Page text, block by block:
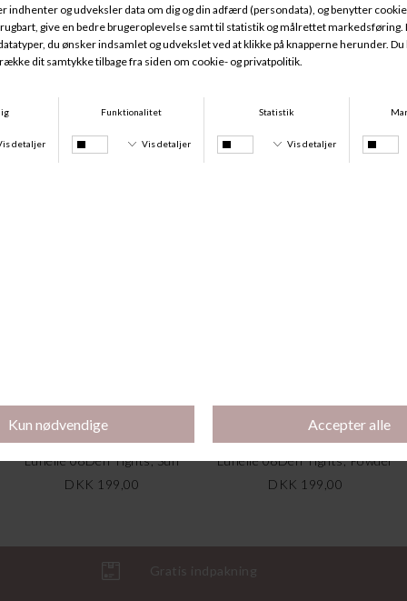
Lunelle 08Den Tights, Sun
DKK 199,00
Lunelle 08Den Tights, Powder
DKK 199,00
Gratis indpakning